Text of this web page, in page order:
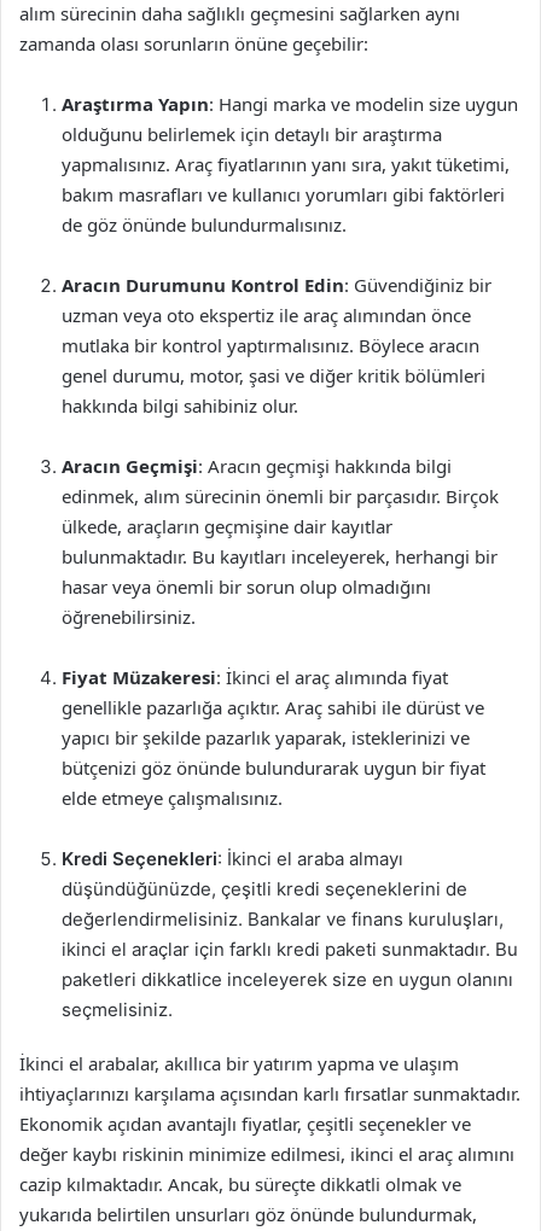
alım sürecinin daha sağlıklı geçmesini sağlarken aynı
zamanda olası sorunların önüne geçebilir:
Araştırma Yapın: Hangi marka ve modelin size uygun
olduğunu belirlemek için detaylı bir araştırma
yapmalısınız. Araç fiyatlarının yanı sıra, yakıt tüketimi,
bakım masrafları ve kullanıcı yorumları gibi faktörleri
de göz önünde bulundurmalısınız.
Aracın Durumunu Kontrol Edin: Güvendiğiniz bir
uzman veya oto ekspertiz ile araç alımından önce
mutlaka bir kontrol yaptırmalısınız. Böylece aracın
genel durumu, motor, şasi ve diğer kritik bölümleri
hakkında bilgi sahibiniz olur.
Aracın Geçmişi: Aracın geçmişi hakkında bilgi
edinmek, alım sürecinin önemli bir parçasıdır. Birçok
ülkede, araçların geçmişine dair kayıtlar
bulunmaktadır. Bu kayıtları inceleyerek, herhangi bir
hasar veya önemli bir sorun olup olmadığını
öğrenebilirsiniz.
Fiyat Müzakeresi: İkinci el araç alımında fiyat
genellikle pazarlığa açıktır. Araç sahibi ile dürüst ve
yapıcı bir şekilde pazarlık yaparak, isteklerinizi ve
bütçenizi göz önünde bulundurarak uygun bir fiyat
elde etmeye çalışmalısınız.
Kredi Seçenekleri: İkinci el araba almayı
düşündüğünüzde, çeşitli kredi seçeneklerini de
değerlendirmelisiniz. Bankalar ve finans kuruluşları,
ikinci el araçlar için farklı kredi paketi sunmaktadır. Bu
paketleri dikkatlice inceleyerek size en uygun olanını
seçmelisiniz.
İkinci el arabalar, akıllıca bir yatırım yapma ve ulaşım
ihtiyaçlarınızı karşılama açısından karlı fırsatlar sunmaktadır.
Ekonomik açıdan avantajlı fiyatlar, çeşitli seçenekler ve
değer kaybı riskinin minimize edilmesi, ikinci el araç alımını
cazip kılmaktadır. Ancak, bu süreçte dikkatli olmak ve
yukarıda belirtilen unsurları göz önünde bulundurmak,